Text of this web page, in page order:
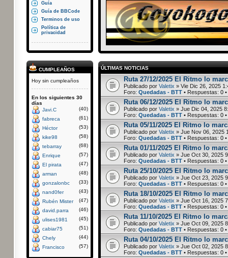
Guía
Guía de BBCode
Terminos de uso
Política de
privacidad
CUMPLEAÑOS
Hoy sin cumpleaños
En los siguientes 30
días
Javi.C
(40)
fabreca
(61)
Héctor
(53)
kike98
(58)
tebarray
(68)
Enrique
(57)
El pirata
(47)
arman
(48)
gonzalonbc
(33)
nand0fer
(43)
Rubén Mister
(47)
david.parra
(46)
ulises1981
(45)
cabiar75
(51)
Chely
(44)
Francisco
(57)
ÚLTIMAS NOTICIAS
Ruta 27/12/2025 El Ritmo lo
Publicado por Valetix » Vie Dic 26, 2025
Foro: Quedadas - BTT• Respuestas: 0•
Ruta 06/12/2025 El Ritmo lo
Publicado por Valetix » Jue Dic 04, 2025
Foro: Quedadas - BTT• Respuestas: 0•
Ruta 05/11/2025 El Ritmo lo
Publicado por Valetix » Jue Nov 06, 2025
Foro: Quedadas - BTT• Respuestas: 0•
Ruta 01/11/2025 El Ritmo lo
Publicado por Valetix » Jue Oct 30, 2025
Foro: Quedadas - BTT• Respuestas: 0•
Ruta 25/10/2025 El Ritmo lo
Publicado por Valetix » Jue Oct 23, 2025
Foro: Quedadas - BTT• Respuestas: 0•
Ruta 18/10/2025 El Ritmo lo
Publicado por Valetix » Jue Oct 16, 2025
Foro: Quedadas - BTT• Respuestas: 0•
Ruta 11/10/2025 El Ritmo lo
Publicado por Valetix » Jue Oct 09, 2025
Foro: Quedadas - BTT• Respuestas: 0•
Ruta 04/10/2025 El Ritmo lo
Publicado por Valetix » Jue Oct 02, 2025
Foro: Quedadas - BTT• Respuestas: 0•